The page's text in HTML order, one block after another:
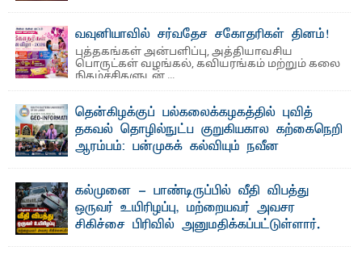
வவுனியாவில் சர்வதேச சகோதரிகள் தினம்!
புத்தகங்கள் அன்பளிப்பு, அத்தியாவசிய
பொருட்கள் வழங்கல், கவியரங்கம் மற்றும் கலை
நிகழ்ச்சிகளுடன் ...
தென்கிழக்குப் பல்கலைக்கழகத்தில் புவித்
தகவல் தொழில்நுட்ப குறுகியகால கற்கைநெறி
ஆரம்பம்: பன்முகக் கல்வியும் நவீன
தொழில்நுட்பமும் காலத்தின் தேவை – பீடாதிபதி
பேராசிரியர் எம். எம். பாஸில்
தெ ன்கிழக்குப் பல்கலைக்கழகத்தின் கலை மற்றும் கலாசார
பீடத்தின் புவியியல் துறையினால் ...
கல்முனை - பாண்டிருப்பில் வீதி விபத்து
ஒருவர் உயிரிழப்பு, மற்றையவர் அவசர
சிகிச்சை பிரிவில் அனுமதிக்கப்பட்டுள்ளார்.